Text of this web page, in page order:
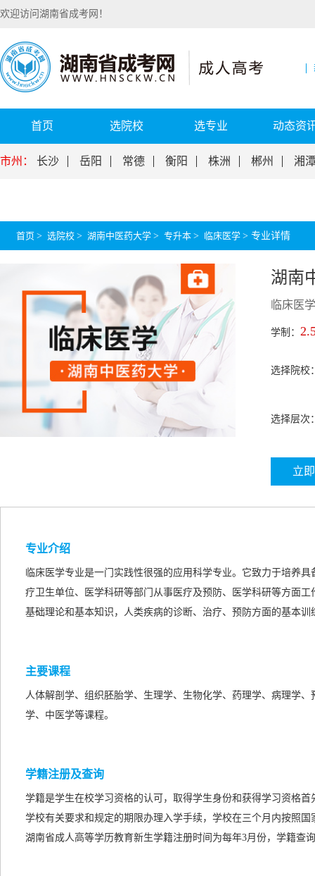
欢迎访问湖南省成考网！
首页 选院校 选专业 动态资
市州： 长沙 岳阳 常德 衡阳 株洲 郴州 湘
首页 > 选院校 > 湖南中医药大学 > 专升本 > 临床医学 > 专业详情
湖南
临床医学
学制：
选择院校
选择层次
立
专业介绍
临床医学专业是一门实践性很强的应用科学专业。它致力于培养
疗卫生单位、医学科研等部门从事医疗及预防、医学科研等方面
基础理论和基本知识，人类疾病的诊断、治疗、预防方面的基本
主要课程
人体解剖学、组织胚胎学、生理学、生物化学、药理学、病理学
学、中医学等课程。
学籍注册及查询
学籍是学生在校学习资格的认可，取得学生身份和获得学习资格
学校有关要求和规定的期限办理入学手续，学校在三个月内按照
湖南省成人高等学历教育新生学籍注册时间为每年3月份，学籍查